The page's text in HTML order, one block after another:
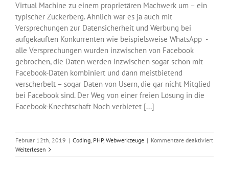
Virtual Machine zu einem proprietären Machwerk um – ein
typischer Zuckerberg. Ähnlich war es ja auch mit
Versprechungen zur Datensicherheit und Werbung bei
aufgekauften Konkurrenten wie beispielsweise WhatsApp -
alle Versprechungen wurden inzwischen von Facebook
gebrochen, die Daten werden inzwischen sogar schon mit
Facebook-Daten kombiniert und dann meistbietend
verscherbelt – sogar Daten von Usern, die gar nicht Mitglied
bei Facebook sind. Der Weg von einer freien Lösung in die
Facebook-Knechtschaft Noch verbietet [...]
Februar 12th, 2019 | Coding, PHP, Webwerkzeuge | Kommentare deaktiviertfür
Weiterlesen